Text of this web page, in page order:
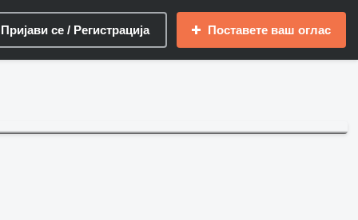
Пријави се / Регистрација Поставете ваш оглас